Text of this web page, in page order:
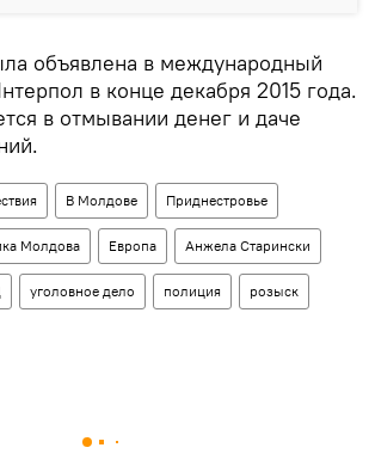
объявлена в международный
в конце декабря 2015 года.
в отмывании денег и даче
В Молдове Приднестровье
Молдова Европа Анжела Старински
уголовное дело полиция розыск